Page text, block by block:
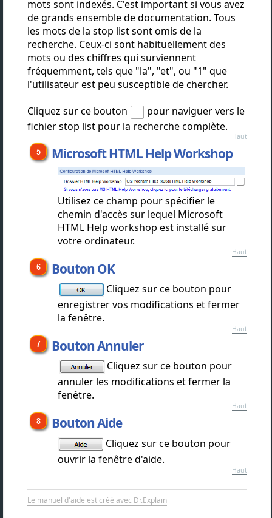
mots sont indexés. C'est important si vous avez
de grands ensemble de documentation. Tous
les mots de la stop list sont omis de la
recherche. Ceux-ci sont habituellement des
mots ou des chiffres qui surviennent
fréquemment, tels que "la", "et", ou "1" que
l'utilisateur est peu susceptible de chercher.
Cliquez sur ce bouton
pour naviguer vers le
fichier stop list pour la recherche complète.
Haut
Microsoft HTML Help Workshop
Utilisez ce champ pour spécifier le
chemin d'accès sur lequel Microsoft
HTML Help workshop est installé sur
votre ordinateur.
Haut
Bouton OK
Cliquez sur ce bouton pour
enregistrer vos modifications et fermer
la fenêtre.
Haut
Bouton Annuler
Cliquez sur ce bouton pour
annuler les modifications et fermer la
fenêtre.
Haut
Bouton Aide
Cliquez sur ce bouton pour
ouvrir la fenêtre d'aide.
Haut
Le manuel d'aide est créé avec Dr.Explain